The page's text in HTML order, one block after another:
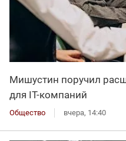
Мишустин поручил
для IT-компаний
Общество вчера, 14:40